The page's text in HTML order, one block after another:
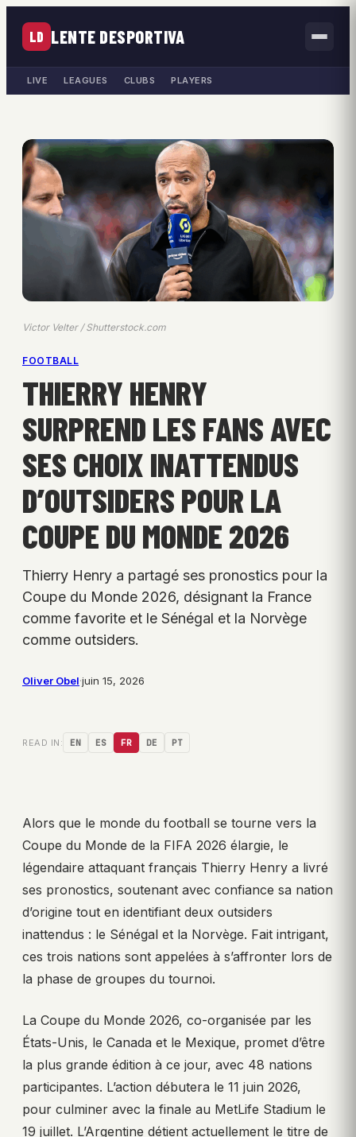
LD LENTE DESPORTIVA
LIVE LEAGUES CLUBS PLAYERS
Victor Velter / Shutterstock.com
FOOTBALL
THIERRY HENRY
SURPREND LES FANS AVEC
SES CHOIX INATTENDUS
D’OUTSIDERS POUR LA
COUPE DU MONDE 2026
Thierry Henry a partagé ses pronostics pour la
Coupe du Monde 2026, désignant la France
comme favorite et le Sénégal et la Norvège
comme outsiders.
Oliver Obel·juin 15, 2026
READ IN: EN ES FR DE PT
Alors que le monde du football se tourne vers la
Coupe du Monde de la FIFA 2026 élargie, le
légendaire attaquant français Thierry Henry a livré
ses pronostics, soutenant avec confiance sa nation
d’origine tout en identifiant deux outsiders
inattendus : le Sénégal et la Norvège. Fait intrigant,
ces trois nations sont appelées à s’affronter lors de
la phase de groupes du tournoi.
La Coupe du Monde 2026, co-organisée par les
États-Unis, le Canada et le Mexique, promet d’être
la plus grande édition à ce jour, avec 48 nations
participantes. L’action débutera le 11 juin 2026,
pour culminer avec la finale au MetLife Stadium le
19 juillet. L’Argentine détient actuellement le titre de